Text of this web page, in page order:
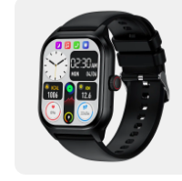
fitness tracker; it's a
seamlessly with your
notifications feature,
without having to
Receive calls, texts,
directly on your wrist,
important message.
apps, allowing you
and more, all from